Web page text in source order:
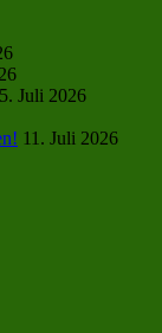
Juli 2026
11. Juli 2026